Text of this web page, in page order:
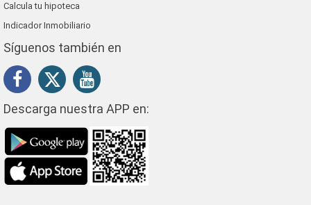
Calcula tu hipoteca
Indicador Inmobiliario
Síguenos también en
Descarga nuestra APP en: